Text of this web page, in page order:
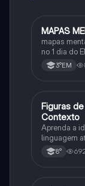
Português
MAPAS
mapas
no 1 dia do
3°EM
FPortuguês
Figuras
Contexto
Aprenda a
linguagem
8°